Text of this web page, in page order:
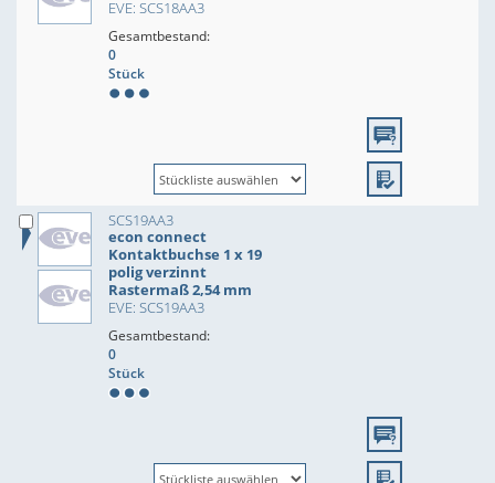
EVE: SCS18AA3
Gesamtbestand:
0
Stück
SCS19AA3
econ connect
Kontaktbuchse 1 x 19
polig verzinnt
Rastermaß 2,54 mm
EVE: SCS19AA3
Gesamtbestand:
0
Stück